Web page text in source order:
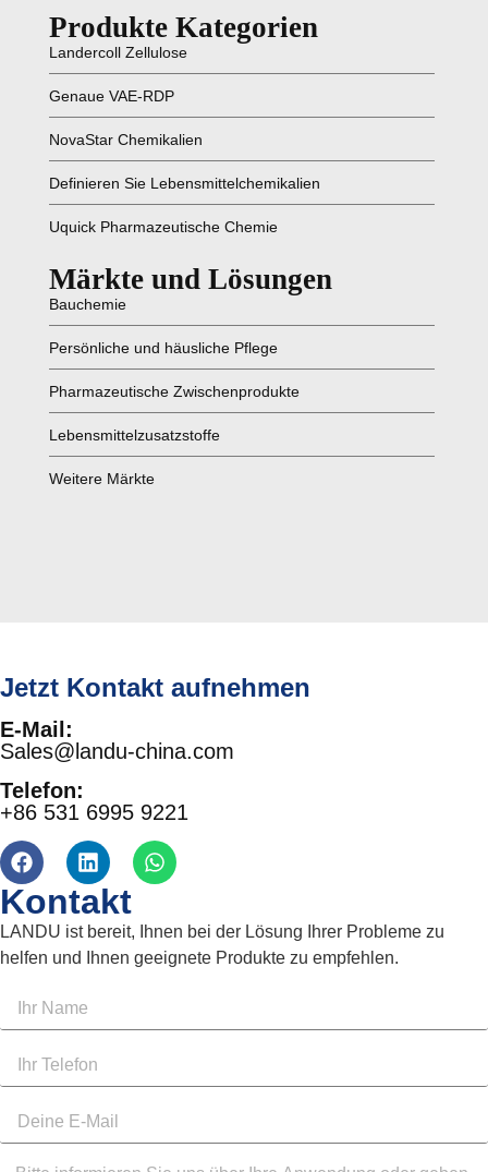
Produkte Kategorien
Landercoll Zellulose
Genaue VAE-RDP
NovaStar Chemikalien
Definieren Sie Lebensmittelchemikalien
Uquick Pharmazeutische Chemie
Märkte und Lösungen
Bauchemie
Persönliche und häusliche Pflege
Pharmazeutische Zwischenprodukte
Lebensmittelzusatzstoffe
Weitere Märkte
Jetzt Kontakt aufnehmen
E-Mail:
Sales@landu-china.com
Telefon:
+86 531 6995 9221
Kontakt
LANDU ist bereit, Ihnen bei der Lösung Ihrer Probleme zu
helfen und Ihnen geeignete Produkte zu empfehlen.